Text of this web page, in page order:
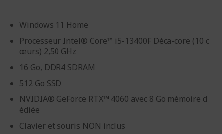
Windows 11 Home
Processeur Intel® Core™ i5-13400F Déca-core (10 c
œurs) 2,50 GHz
16 Go, DDR4 SDRAM
512 Go SSD
NVIDIA® GeForce RTX™ 4060 avec 8 Go mémoire d
édiée
Clavier et souris NON inclus